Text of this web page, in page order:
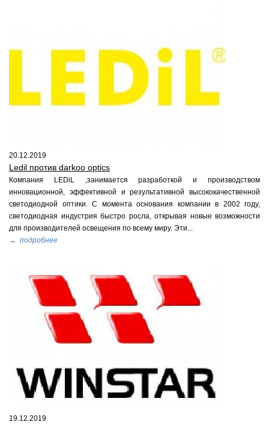
20.12.2019
Ledil против darkoo optics
Компания LEDiL ,занимается разработкой и производством
инновационной, эффективной и результативной высококачественной
светодиодной оптики. С момента основания компании в 2002 году,
светодиодная индустрия быстро росла, открывая новые возможности
для производителей освещения по всему миру. Эти...
→ подробнее
19.12.2019